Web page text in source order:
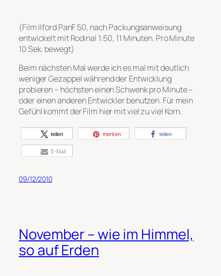
(Film Ilford PanF 50, nach Packungsanweisung
entwickelt mit Rodinal 1:50, 11 Minuten. Pro Minute
10 Sek. bewegt)
Beim nächsten Mal werde ich es mal mit deutlich
weniger Gezappel während der Entwicklung
probieren – höchsten einen Schwenk pro Minute –
oder einen anderen Entwickler benutzen. Für mein
Gefühl kommt der Film hier mit viel zu viel Korn.
teilen merken teilen
E-Mail
09/12/2010
November – wie im Himmel,
so auf Erden